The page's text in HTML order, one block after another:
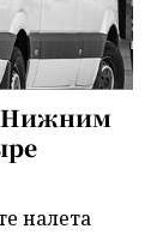
Нижним
налета